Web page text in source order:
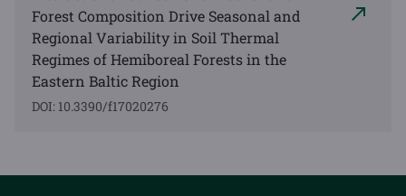
Forest Composition Drive Seasonal and
Regional Variability in Soil Thermal
Regimes of Hemiboreal Forests in the
Eastern Baltic Region
DOI: 10.3390/f17020276